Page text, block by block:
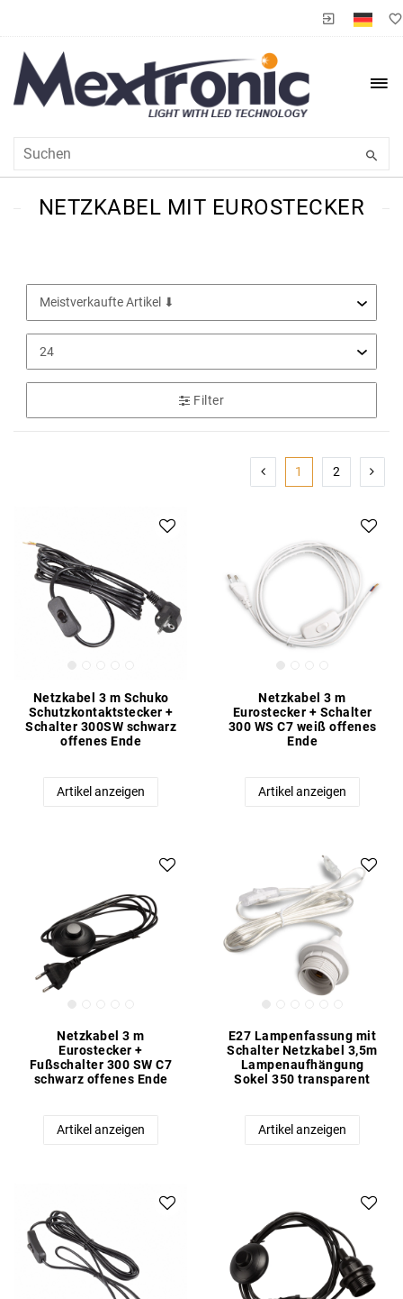
NETZKABEL MIT EUROSTECKER
Filter
1 2
Netzkabel 3 m Schuko
Schutzkontaktstecker +
Schalter 300SW schwarz
offenes Ende
Artikel anzeigen
Netzkabel 3 m
Eurostecker + Schalter
300 WS C7 weiß offenes
Ende
Artikel anzeigen
Netzkabel 3 m
Eurostecker +
Fußschalter 300 SW C7
schwarz offenes Ende
Artikel anzeigen
E27 Lampenfassung mit
Schalter Netzkabel 3,5m
Lampenaufhängung
Sokel 350 transparent
Artikel anzeigen